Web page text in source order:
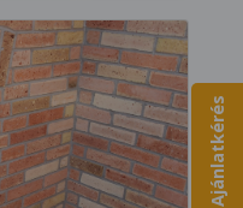
Ajánlatkérés